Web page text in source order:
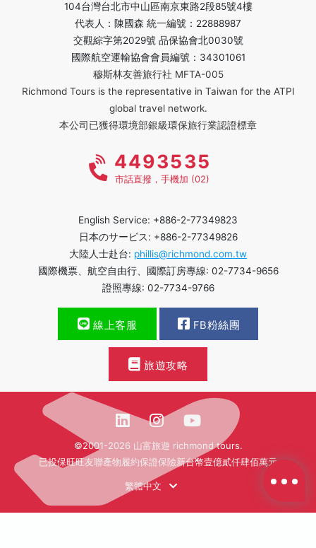
104台灣台北市中山區南京東路2段85號4樓
代表人：陳國森 統一編號：22888987
交觀綜字第2029號 品保協會北0030號
國際航空運輸協會會員編號：34301061
穆斯林友善旅行社 MFTA-005
Richmond Tours is the representative in Taiwan for the ATPI
global travel network.
本公司已獲得環境部銀級環保旅行業認證標章
4493535
市話直撥，手機加 (02)
English Service: +886-2-77349823
日本のサービス: +886-2-77349826
大陸人士赴台: phillis@richmond.com.tw
國際機票、航空自由行、國際訂房專線: 02-7734-9656
證照專線: 02-7734-9766
線上客服 FB粉絲團
旅遊攻略
©2001-2026 山富旅遊 richmond tours.
已投保旺旺友聯產物履約保證保險新台幣壹億貳仟肆佰萬元
繁體中文